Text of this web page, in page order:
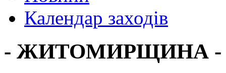
Календар заходів
- ЖИТОМИРЩИНА -